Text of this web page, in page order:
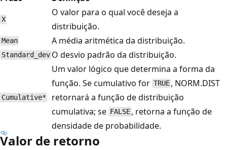
X
O valor para o qual você deseja a
distribuição.
Mean A média aritmética da distribuição.
Standard_dev O desvio padrão da distribuição.
Cumulative*
Um valor lógico que determina a forma da
função. Se cumulativo for TRUE , NORM.DIST
retornará a função de distribuição
cumulativa; se FALSE , retorna a função de
densidade de probabilidade.
Valor de retorno